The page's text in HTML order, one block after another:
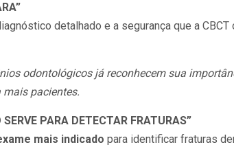
detalhado e a segurança que a CBCT
odontológicos já reconhecem sua
mais pacientes.
PARA DETECTAR FRATURAS”
mais indicado para identificar fraturas